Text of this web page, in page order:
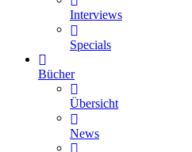
Interviews
Specials
Bücher
Übersicht
News